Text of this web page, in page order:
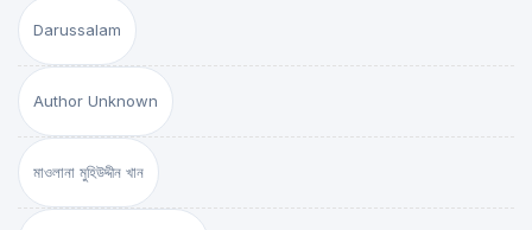
Darussalam
Author Unknown
মাওলানা মুহিউদ্দীন খান